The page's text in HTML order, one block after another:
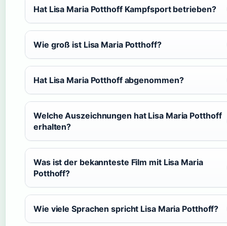
Hat Lisa Maria Potthoff Kampfsport betrieben?
Wie groß ist Lisa Maria Potthoff?
Hat Lisa Maria Potthoff abgenommen?
Welche Auszeichnungen hat Lisa Maria Potthoff
erhalten?
Was ist der bekannteste Film mit Lisa Maria
Potthoff?
Wie viele Sprachen spricht Lisa Maria Potthoff?